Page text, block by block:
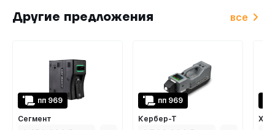
Другие предложения
Сегмент
пп 969
Кербер-Т
пп 969